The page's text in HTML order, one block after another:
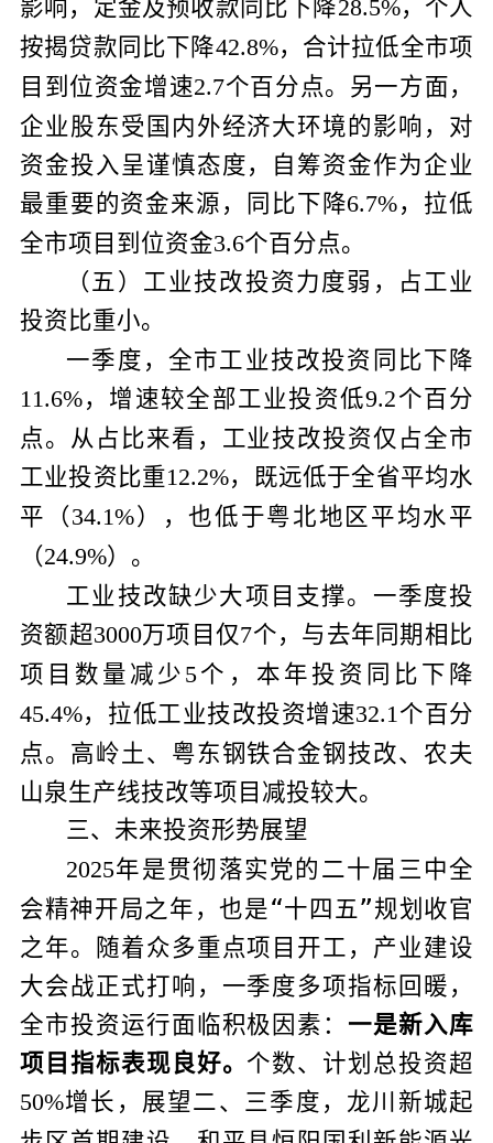
影响，定金及预收款同比下降28.5%，个人
按揭贷款同比下降42.8%，合计拉低全市项
目到位资金增速2.7个百分点。另一方面，
企业股东受国内外经济大环境的影响，对
资金投入呈谨慎态度，自筹资金作为企业
最重要的资金来源，同比下降6.7%，拉低
全市项目到位资金3.6个百分点。
（五）工业技改投资力度弱，占工业
投资比重小。
一季度，全市工业技改投资同比下降
11.6%，增速较全部工业投资低9.2个百分
点。从占比来看，工业技改投资仅占全市
工业投资比重12.2%，既远低于全省平均水
平（34.1%），也低于粤北地区平均水平
（24.9%）。
工业技改缺少大项目支撑。一季度投
资额超3000万项目仅7个，与去年同期相比
项目数量减少 5个，本年投资同比下降
45.4%，拉低工业技改投资增速32.1个百分
点。高岭土、粤东钢铁合金钢技改、农夫
山泉生产线技改等项目减投较大。
三、未来投资形势展望
2025年是贯彻落实党的二十届三中全
会精神开局之年，也是“十四五”规划收官
之年。随着众多重点项目开工，产业建设
大会战正式打响，一季度多项指标回暖，
全市投资运行面临积极因素： 一是新入库
项目指标表现良好。 个数、计划总投资超
50%增长，展望二、三季度，龙川新城起